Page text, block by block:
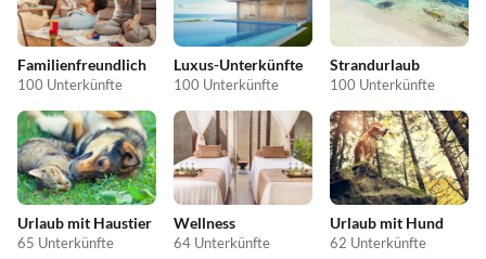
Familienfreundlich
100 Unterkünfte
Luxus-Unterkünfte
100 Unterkünfte
Strandurlaub
100 Unterkünfte
Urlaub mit Haustier
65 Unterkünfte
Wellness
64 Unterkünfte
Urlaub mit Hund
62 Unterkünfte